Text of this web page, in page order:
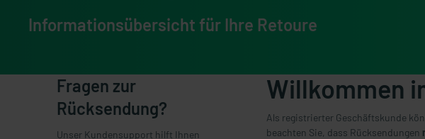
Informationsübersicht für Ihre Retoure
Fragen zur
Rücksendung?
Unser Kundensupport hilft Ihnen
Willkommen
Als registrierter Geschäftskunde
beachten Sie, dass Rücksendungen